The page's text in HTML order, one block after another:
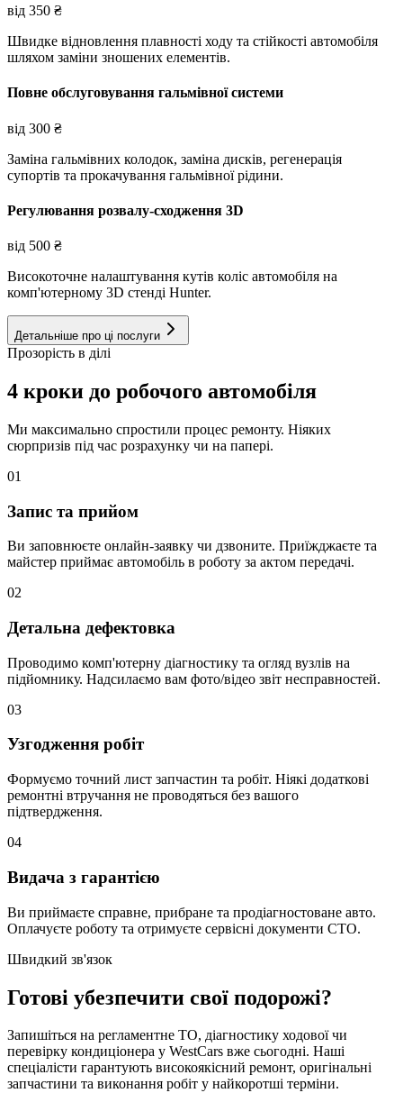
від 350 ₴
Швидке відновлення плавності ходу та стійкості автомобіля
шляхом заміни зношених елементів.
Повне обслуговування гальмівної системи
від 300 ₴
Заміна гальмівних колодок, заміна дисків, регенерація
супортів та прокачування гальмівної рідини.
Регулювання розвалу-сходження 3D
від 500 ₴
Високоточне налаштування кутів коліс автомобіля на
комп'ютерному 3D стенді Hunter.
Детальніше про ці послуги
Прозорість в ділі
4 кроки до робочого автомобіля
Ми максимально спростили процес ремонту. Ніяких
сюрпризів під час розрахунку чи на папері.
01
Запис та прийом
Ви заповнюєте онлайн-заявку чи дзвоните. Приїжджаєте та
майстер приймає автомобіль в роботу за актом передачі.
02
Детальна дефектовка
Проводимо комп'ютерну діагностику та огляд вузлів на
підйомнику. Надсилаємо вам фото/відео звіт несправностей.
03
Узгодження робіт
Формуємо точний лист запчастин та робіт. Ніякі додаткові
ремонтні втручання не проводяться без вашого
підтвердження.
04
Видача з гарантією
Ви приймаєте справне, прибране та продіагностоване авто.
Оплачуєте роботу та отримуєте сервісні документи СТО.
Швидкий зв'язок
Готові убезпечити свої подорожі?
Запишіться на регламентне ТО, діагностику ходової чи
перевірку кондиціонера у WestCars вже сьогодні. Наші
спеціалісти гарантують високоякісний ремонт, оригінальні
запчастини та виконання робіт у найкоротші терміни.